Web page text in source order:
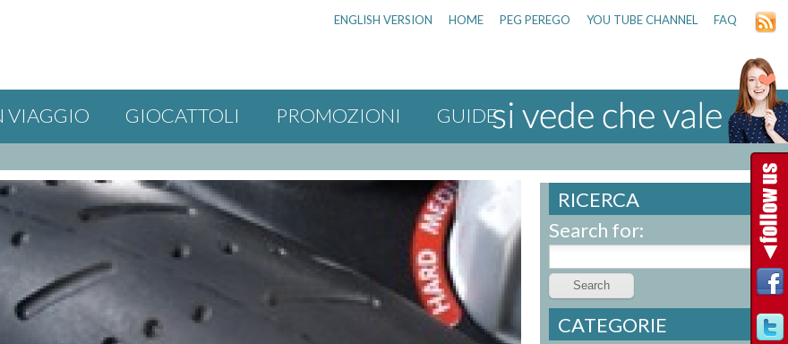
ENGLISH VERSION HOME PEG PEREGO YOU TUBE CHANNEL FAQ
VIAGGIO GIOCATTOLI PROMOZIONI
GUIDE
RICERCA
Search for:
CATEGORIE